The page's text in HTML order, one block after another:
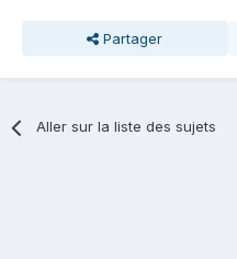
Partager
Aller sur la liste des sujets